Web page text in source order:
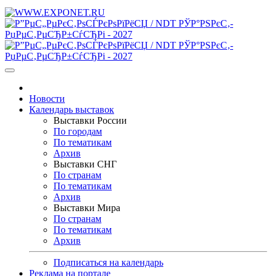
Новости
Календарь выставок
Выставки России
По городам
По тематикам
Архив
Выставки СНГ
По странам
По тематикам
Архив
Выставки Мира
По странам
По тематикам
Архив
Подписаться на календарь
Реклама на портале